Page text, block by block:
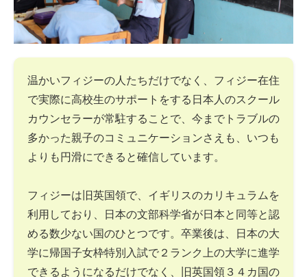
温かいフィジーの人たちだけでなく、フィジー在住
で実際に高校生のサポートをする日本人のスクール
カウンセラーが常駐することで、今までトラブルの
多かった親子のコミュニケーションさえも、いつも
よりも円滑にできると確信しています。
フィジーは旧英国領で、イギリスのカリキュラムを
利用しており、日本の文部科学省が日本と同等と認
める数少ない国のひとつです。卒業後は、日本の大
学に帰国子女枠特別入試で２ランク上の大学に進学
できるようになるだけでなく、旧英国領３４カ国の